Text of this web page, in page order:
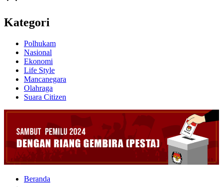
Kategori
Polhukam
Nasional
Ekonomi
Life Style
Mancanegara
Olahraga
Suara Citizen
Beranda